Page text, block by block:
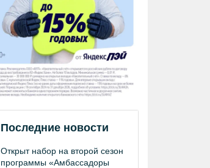
Последние новости
Открыт набор на второй сезон
программы «Амбассадоры